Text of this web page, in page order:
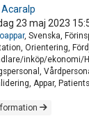
23 maj 2023
, Svenska,
Orientering,
inköp/ekonomi/
Appar,